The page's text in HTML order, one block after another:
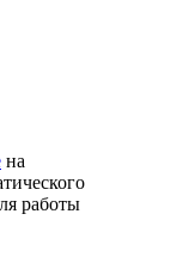
на
работы